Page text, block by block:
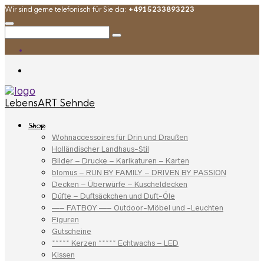
Wir sind gerne telefonisch für Sie da: +4915233893223
LebensART Sehnde
Shop
Wohnaccessoires für Drin und Draußen
Holländischer Landhaus-Stil
Bilder – Drucke – Karikaturen – Karten
blomus – RUN BY FAMILY – DRIVEN BY PASSION
Decken – Überwürfe – Kuscheldecken
Düfte – Duftsäckchen und Duft-Öle
—– FATBOY —– Outdoor-Möbel und -Leuchten
Figuren
Gutscheine
***** Kerzen ***** Echtwachs – LED
Kissen